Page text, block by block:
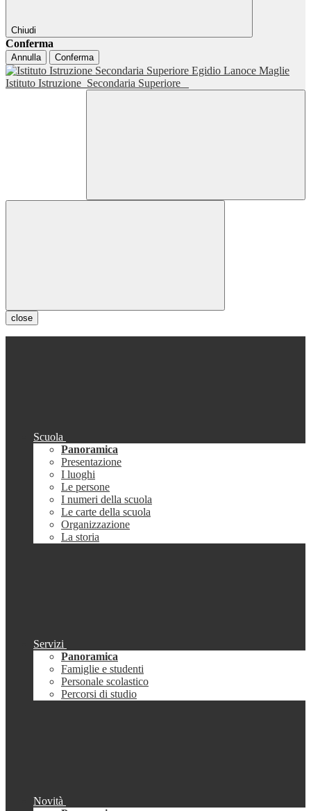
Chiudi
Conferma
Annulla Conferma
Istituto Istruzione Secondaria Superiore
close
Scuola
Panoramica
Presentazione
I luoghi
Le persone
I numeri della scuola
Le carte della scuola
Organizzazione
La storia
Servizi
Panoramica
Famiglie e studenti
Personale scolastico
Percorsi di studio
Novità